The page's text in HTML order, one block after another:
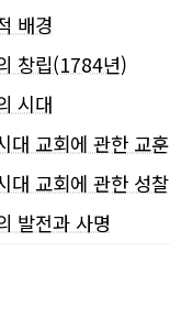
배경
창립(1784년)
시대
대 교회에 관한 교훈
대 교회에 관한 성찰
발전과 사명